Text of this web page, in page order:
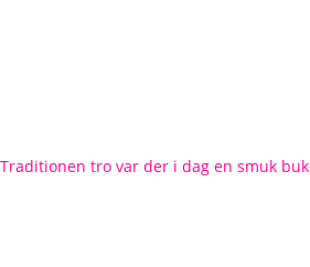
Traditionen tro var der i dag en smuk